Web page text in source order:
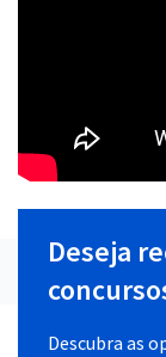
Deseja
Descubra as